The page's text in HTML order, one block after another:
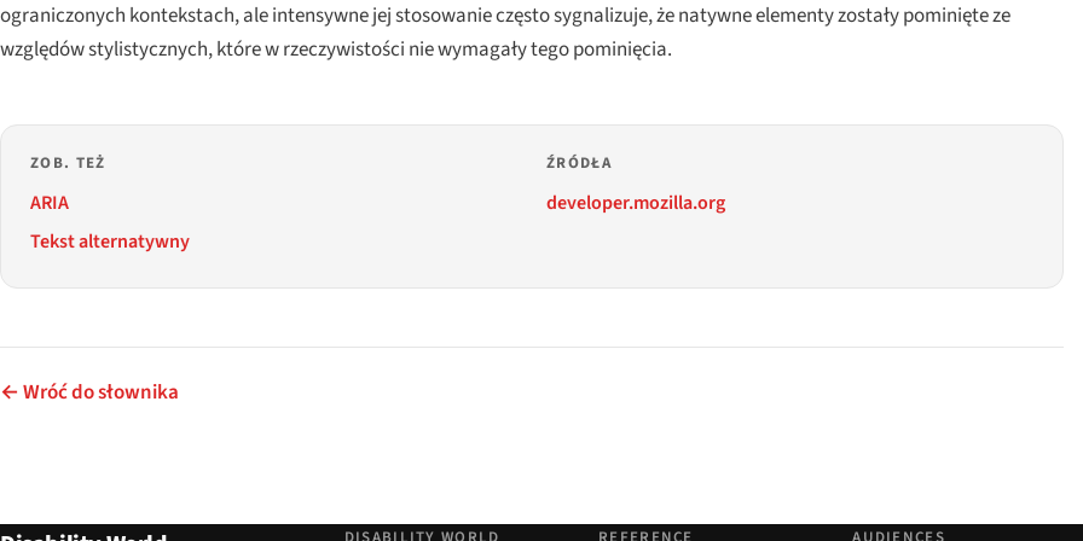
ograniczonych kontekstach, ale intensywne jej stosowanie często sygnalizuje, że natywne elementy zostały pominięte ze
względów stylistycznych, które w rzeczywistości nie wymagały tego pominięcia.
ZOB. TEŻ
ARIA
Tekst alternatywny
ŹRÓDŁA
developer.mozilla.org
← Wróć do słownika